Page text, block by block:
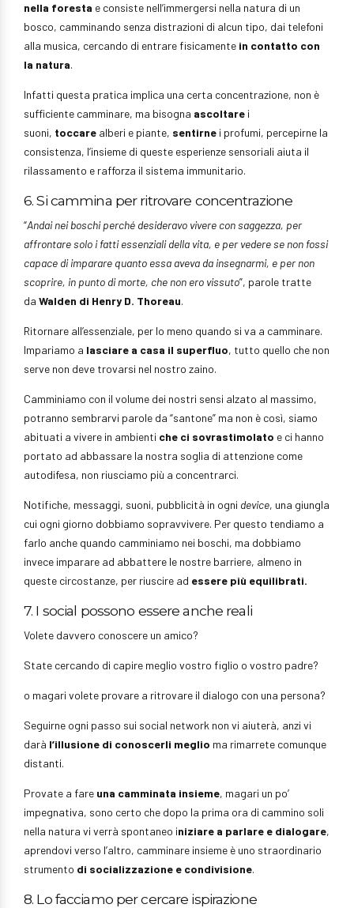
nella foresta e consiste nell’immergersi nella natura di un
bosco, camminando senza distrazioni di alcun tipo, dai telefoni
alla musica, cercando di entrare fisicamente in contatto con
la natura.
Infatti questa pratica implica una certa concentrazione, non è
sufficiente camminare, ma bisogna ascoltare i
suoni, toccare alberi e piante, sentirne i profumi, percepirne la
consistenza, l’insieme di queste esperienze sensoriali aiuta il
rilassamento e rafforza il sistema immunitario.
6. Si cammina per ritrovare concentrazione
“Andai nei boschi perché desideravo vivere con saggezza, per
affrontare solo i fatti essenziali della vita, e per vedere se non fossi
capace di imparare quanto essa aveva da insegnarmi, e per non
scoprire, in punto di morte, che non ero vissuto”, parole tratte
da Walden di Henry D. Thoreau.
Ritornare all’essenziale, per lo meno quando si va a camminare.
Impariamo a lasciare a casa il superfluo, tutto quello che non
serve non deve trovarsi nel nostro zaino.
Camminiamo con il volume dei nostri sensi alzato al massimo,
potranno sembrarvi parole da “santone” ma non è così, siamo
abituati a vivere in ambienti che ci sovrastimolato e ci hanno
portato ad abbassare la nostra soglia di attenzione come
autodifesa, non riusciamo più a concentrarci.
Notifiche, messaggi, suoni, pubblicità in ogni device, una giungla
cui ogni giorno dobbiamo sopravvivere. Per questo tendiamo a
farlo anche quando camminiamo nei boschi, ma dobbiamo
invece imparare ad abbattere le nostre barriere, almeno in
queste circostanze, per riuscire ad essere più equilibrati.
7. I social possono essere anche reali
Volete davvero conoscere un amico?
State cercando di capire meglio vostro figlio o vostro padre?
o magari volete provare a ritrovare il dialogo con una persona?
Seguirne ogni passo sui social network non vi aiuterà, anzi vi
darà l’illusione di conoscerli meglio ma rimarrete comunque
distanti.
Provate a fare una camminata insieme, magari un po’
impegnativa, sono certo che dopo la prima ora di cammino soli
nella natura vi verrà spontaneo iniziare a parlare e dialogare,
aprendovi verso l’altro, camminare insieme è uno straordinario
strumento di socializzazione e condivisione.
8. Lo facciamo per cercare ispirazione